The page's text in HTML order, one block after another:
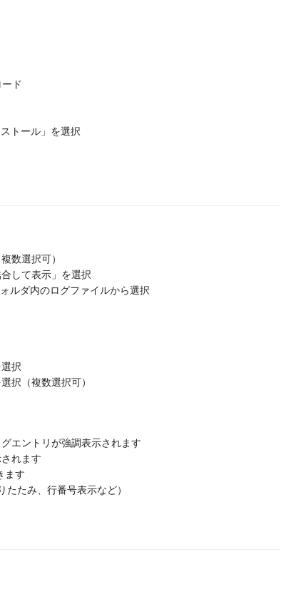
ド
トール」を選択
数選択可）
して表示」を選択
ルダ内のログファイルから選択
択
択（複数選択可）
エントリが強調表示されます
れます
ます
たみ、行番号表示など）